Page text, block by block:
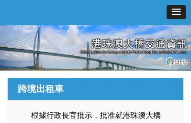
跨境出租車
根據行政長官批示，批准就港珠澳大橋